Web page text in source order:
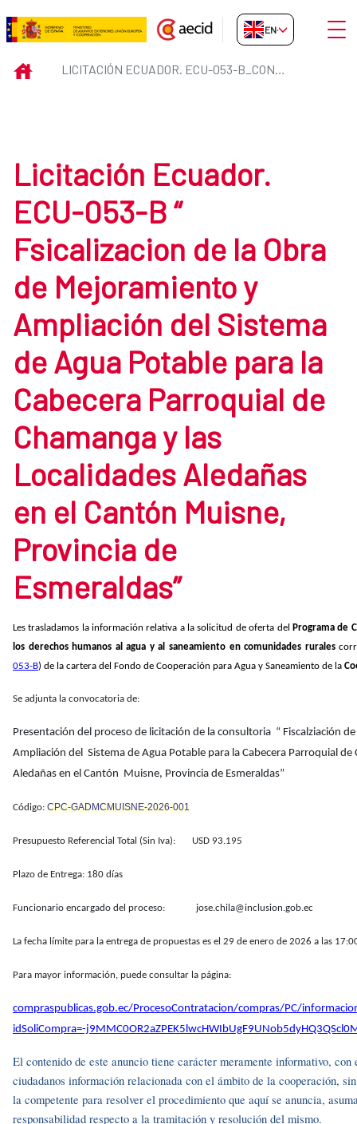
Skip to Main Content
Licitación Ecuador. ECU-053-
EN-GB
INICIO LICITACIÓN ECUADOR. ECU-053-B_CONSULTORIA
Licitación Ecuador.
ECU-053-B “
Fsicalizacion de la Obra
de Mejoramiento y
Ampliación del Sistema
de Agua Potable para la
Cabecera Parroquial de
Chamanga y las
Localidades Aledañas
en el Cantón Muisne,
Provincia de
Esmeraldas”
Les trasladamos la información relativa a la solicitud de oferta del
Programa de
los derechos humanos al agua y al saneamiento en comunidades rurales
053-B) de la cartera del Fondo de Cooperación para Agua y Saneamiento de la
Se adjunta la convocatoria de:
Presentación del proceso de licitación de la consultoria “ Fiscalziación
Ampliación del Sistema de Agua Potable para la Cabecera Parroquial de
Aledañas en el Cantón Muisne, Provincia de Esmeraldas”
Código: CPC-GADMCMUISNE-2026-001
Presupuesto Referencial Total (Sin Iva): USD 93.195
Plazo de Entrega: 180 días
Funcionario encargado del proceso: jose.chila@inclusion.gob.ec
La fecha límite para la entrega de propuestas es el 29 de enero de 2026 a las
Para mayor información, puede consultar la página:
compraspublicas.gob.ec/ProcesoContratacion/compras/PC/
idSoliCompra=-
El contenido de este anuncio tiene carácter meramente informativo,
ciudadanos información relacionada con el ámbito de la cooperación,
la competente para resolver el procedimiento que aquí se anuncia,
responsabilidad respecto a la tramitación y resolución del mismo.